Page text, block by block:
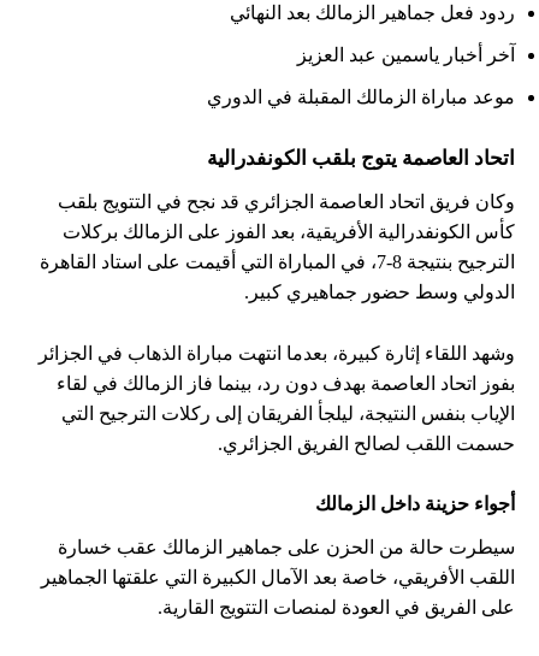
ردود فعل جماهير الزمالك بعد النهائي
آخر أخبار ياسمين عبد العزيز
موعد مباراة الزمالك المقبلة في الدوري
اتحاد العاصمة يتوج بلقب الكونفدرالية
وكان فريق اتحاد العاصمة الجزائري قد نجح في التتويج بلقب
كأس الكونفدرالية الأفريقية، بعد الفوز على الزمالك بركلات
الترجيح بنتيجة 8-7، في المباراة التي أقيمت على استاد القاهرة
الدولي وسط حضور جماهيري كبير.
وشهد اللقاء إثارة كبيرة، بعدما انتهت مباراة الذهاب في الجزائر
بفوز اتحاد العاصمة بهدف دون رد، بينما فاز الزمالك في لقاء
الإياب بنفس النتيجة، ليلجأ الفريقان إلى ركلات الترجيح التي
حسمت اللقب لصالح الفريق الجزائري.
أجواء حزينة داخل الزمالك
سيطرت حالة من الحزن على جماهير الزمالك عقب خسارة
اللقب الأفريقي، خاصة بعد الآمال الكبيرة التي علقتها الجماهير
على الفريق في العودة لمنصات التتويج القارية.